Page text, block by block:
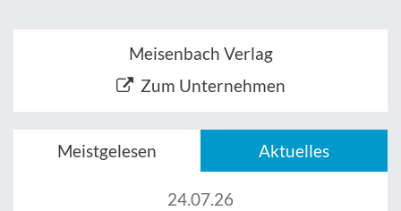
Meisenbach Verlag
Zum Unternehmen
Meistgelesen Aktuelles
24.07.26